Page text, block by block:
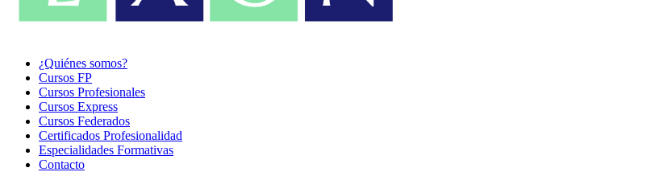
¿Quiénes somos?
Cursos FP
Cursos Profesionales
Cursos Express
Cursos Federados
Certificados Profesionalidad
Especialidades Formativas
Contacto